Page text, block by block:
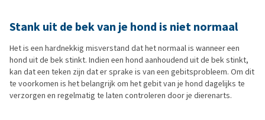
Stank uit de bek van je hond is niet normaal
Het is een hardnekkig misverstand dat het normaal is wanneer een
hond uit de bek stinkt. Indien een hond aanhoudend uit de bek stinkt,
kan dat een teken zijn dat er sprake is van een gebitsprobleem. Om dit
te voorkomen is het belangrijk om het gebit van je hond dagelijks te
verzorgen en regelmatig te laten controleren door je dierenarts.